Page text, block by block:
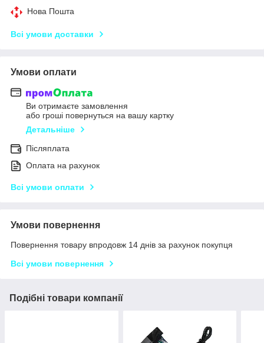
Нова Пошта
Всі умови доставки
Умови оплати
Ви отримаєте замовлення
або гроші повернуться на вашу картку
Детальніше
Післяплата
Оплата на рахунок
Всі умови оплати
Умови повернення
Повернення товару впродовж 14 днів за рахунок покупця
Всі умови повернення
Подібні товари компанії